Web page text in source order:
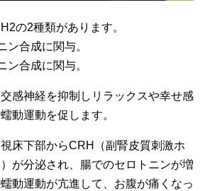
の2種類があります。
ン合成に関与。
ン合成に関与。
感神経を抑制しリラックスや幸せ感
動運動を促します。
床下部からCRH（副腎皮質刺激ホ
が分泌され、腸でのセロトニンが増
動運動が亢進して、お腹が痛くなっ